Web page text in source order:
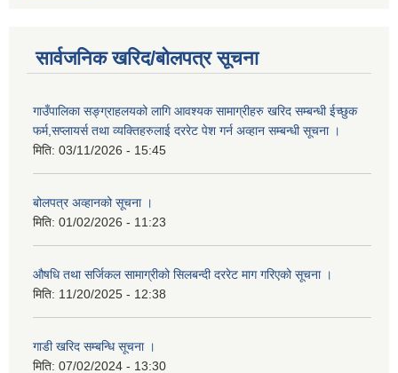
सार्वजनिक खरिद/बोलपत्र सूचना
गाउँपालिका सङ्ग्राहलयको लागि आवश्यक सामाग्रीहरु खरिद सम्बन्धी ईच्छुक
फर्म,सप्लायर्स तथा व्यक्तिहरुलाई दररेट पेश गर्न अव्हान सम्बन्धी सूचना ।
मिति: 03/11/2026 - 15:45
बोलपत्र अव्हानको सूचना ।
मिति: 01/02/2026 - 11:23
औषधि तथा सर्जिकल सामाग्रीको सिलबन्दी दररेट माग गरिएको सूचना ।
मिति: 11/20/2025 - 12:38
गाडी खरिद सम्बन्धि सूचना ।
मिति: 07/02/2024 - 13:30